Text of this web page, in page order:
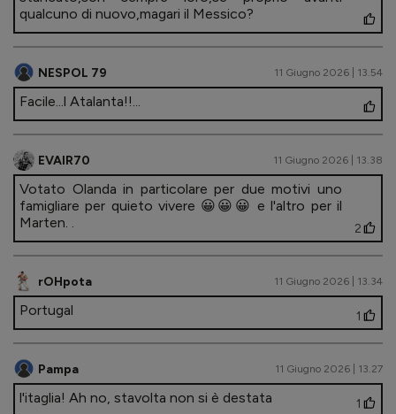
qualcuno di nuovo,magari il Messico?
NESPOL 79 11 Giugno 2026 | 13.54
Facile...l Atalanta!!...
EVAIR70 11 Giugno 2026 | 13.38
Votato Olanda in particolare per due motivi uno
famigliare per quieto vivere 😀😀😀 e l'altro per il
Marten. .
2
rOHpota 11 Giugno 2026 | 13.34
Portugal 1
Pampa 11 Giugno 2026 | 13.27
l'itaglia! Ah no, stavolta non si è destata 1